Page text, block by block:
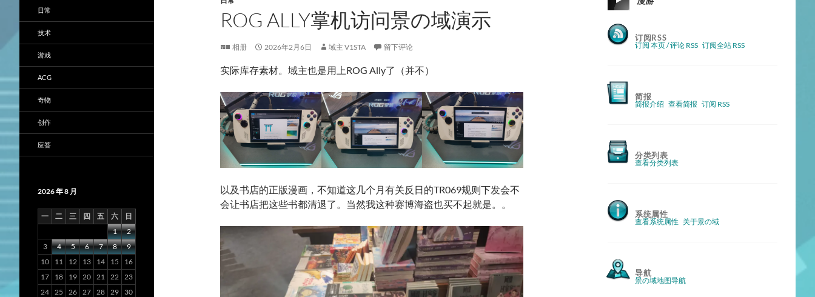
ROG ALLY掌机访问景の域演示
相册 2026年2月6日 域主 V1STA 留下评论
实际库存素材。域主也是用上ROG Ally了（并不）
以及书店的正版漫画，不知道这几个月有关反日的TR069规则下发会不
会让书店把这些书都清退了。当然我这种赛博海盗也买不起就是。。
订阅RSS
订阅 本页 / 评论 RSS 订阅全站 RSS
简报
简报介绍 查看简报 订阅 RSS
分类列表
查看分类列表
系统属性
查看系统属性 关于景の域
导航
景の域地图导航
日常
技术
游戏
ACG
奇物
创作
应答
2026 年 8 月
一 二 三 四 五 六
日
1
2
3
4 5 6 7 8
9
10
11 12 13 14 15
16
17
18 19 20 21 22 23
24 25 26 27 28 29
30